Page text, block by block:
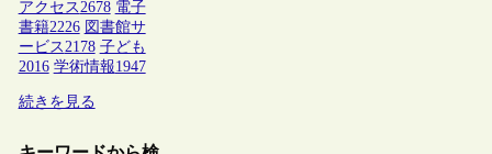
アクセス2678 電子
書籍2226 図書館サ
ービス2178 子ども
2016 学術情報1947
続きを見る